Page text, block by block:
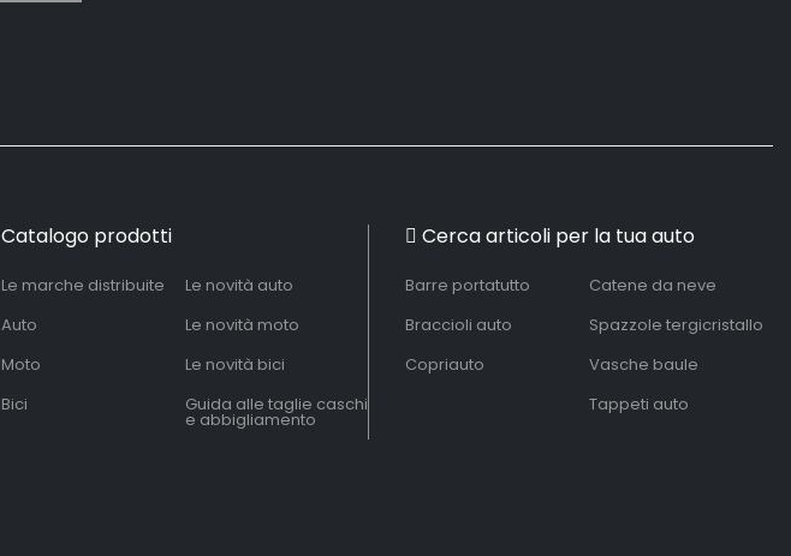
Catalogo prodotti
Le marche distribuite
Auto
Moto
Bici
Le novità auto
Le novità moto
Le novità bici
Guida alle taglie caschi
e abbigliamento
Cerca articoli per la tua auto
Barre portatutto
Braccioli auto
Copriauto
Catene da neve
Spazzole tergicristallo
Vasche baule
Tappeti auto